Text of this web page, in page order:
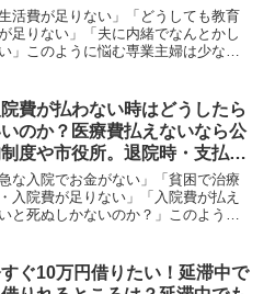
ッシング審査甘い
生活費が足りない」「どうしても教育
足りない」「夫に内緒でなんとかし
」このように悩む専業主婦は少なく
的な出費があったりすると、自分でな
かしなければ…と悩ん...
院費が払わない時はどうしたら
のか？医療費払えないなら公
度や市役所。退院時・支払い
ってもらうなど
急な入院でお金がない」「貧困で治療
入院費が足りない」「入院費が払え
と死ぬしかないのか？」このよう
らどうなるのか、気になりません
？退院できないのでしょうか...
ぐ10万円借りたい！延滞中で